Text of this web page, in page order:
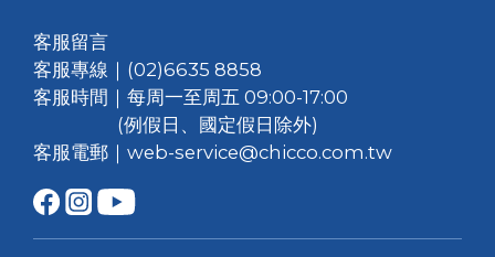
客服留言
客服專線｜(02)6635 8858
客服時間｜每周一至周五 09:00-17:00
(例假日、國定假日除外)
客服電郵｜web-service@chicco.com.tw